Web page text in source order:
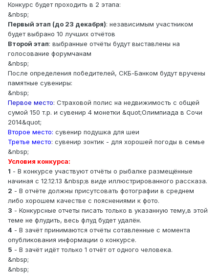
Конкурс будет проходить в 2 этапа:
&nbsp;
Первый этап (до 23 декабря): независимым участником
будет выбрано 10 лучших отчётов
Второй этап: выбранные отчёты будут выставлены на
голосование форумчанам
&nbsp;
После определения победителей, СКБ-Банком будут вручены
памятные сувениры:
&nbsp;
Первое место: Страховой полис на недвижимость с общей
сумой 150 т.р. и сувенир 4 монетки &quot;Олимпиада в Cочи
2014&quot;
Второе место: сувенир подушка для шеи
Третье место: сувенир зонтик - для хорошей погоды в семье
&nbsp;
Условия конкурса:
1 - В конкурсе участвуют отчёты о рыбалке размещённые
начиная с 12.12.13 &nbsp;в виде иллюстрированного рассказа.
2 - В отчёте должны присутсовать фотографии в среднем
либо хорошем качестве с пояснениями к фото.
3 - Конкурсные отчеты писать только в указанную тему,в этой
теме не флудить, весь флуд будет удалён.
4 - В зачёт принимаются отчёты сотавленные с момента
опубликования информации о конкурсе.
5 - В зачёт идёт только 1 отчёт от одного человека.
&nbsp;
&nbsp;